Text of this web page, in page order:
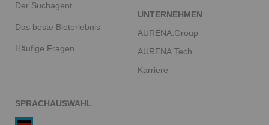
Der Suchagent
Das beste Bieterlebnis
Häufige Fragen
UNTERNEHMEN
AURENA.Group
AURENA.Tech
Karriere
SPRACHAUSWAHL